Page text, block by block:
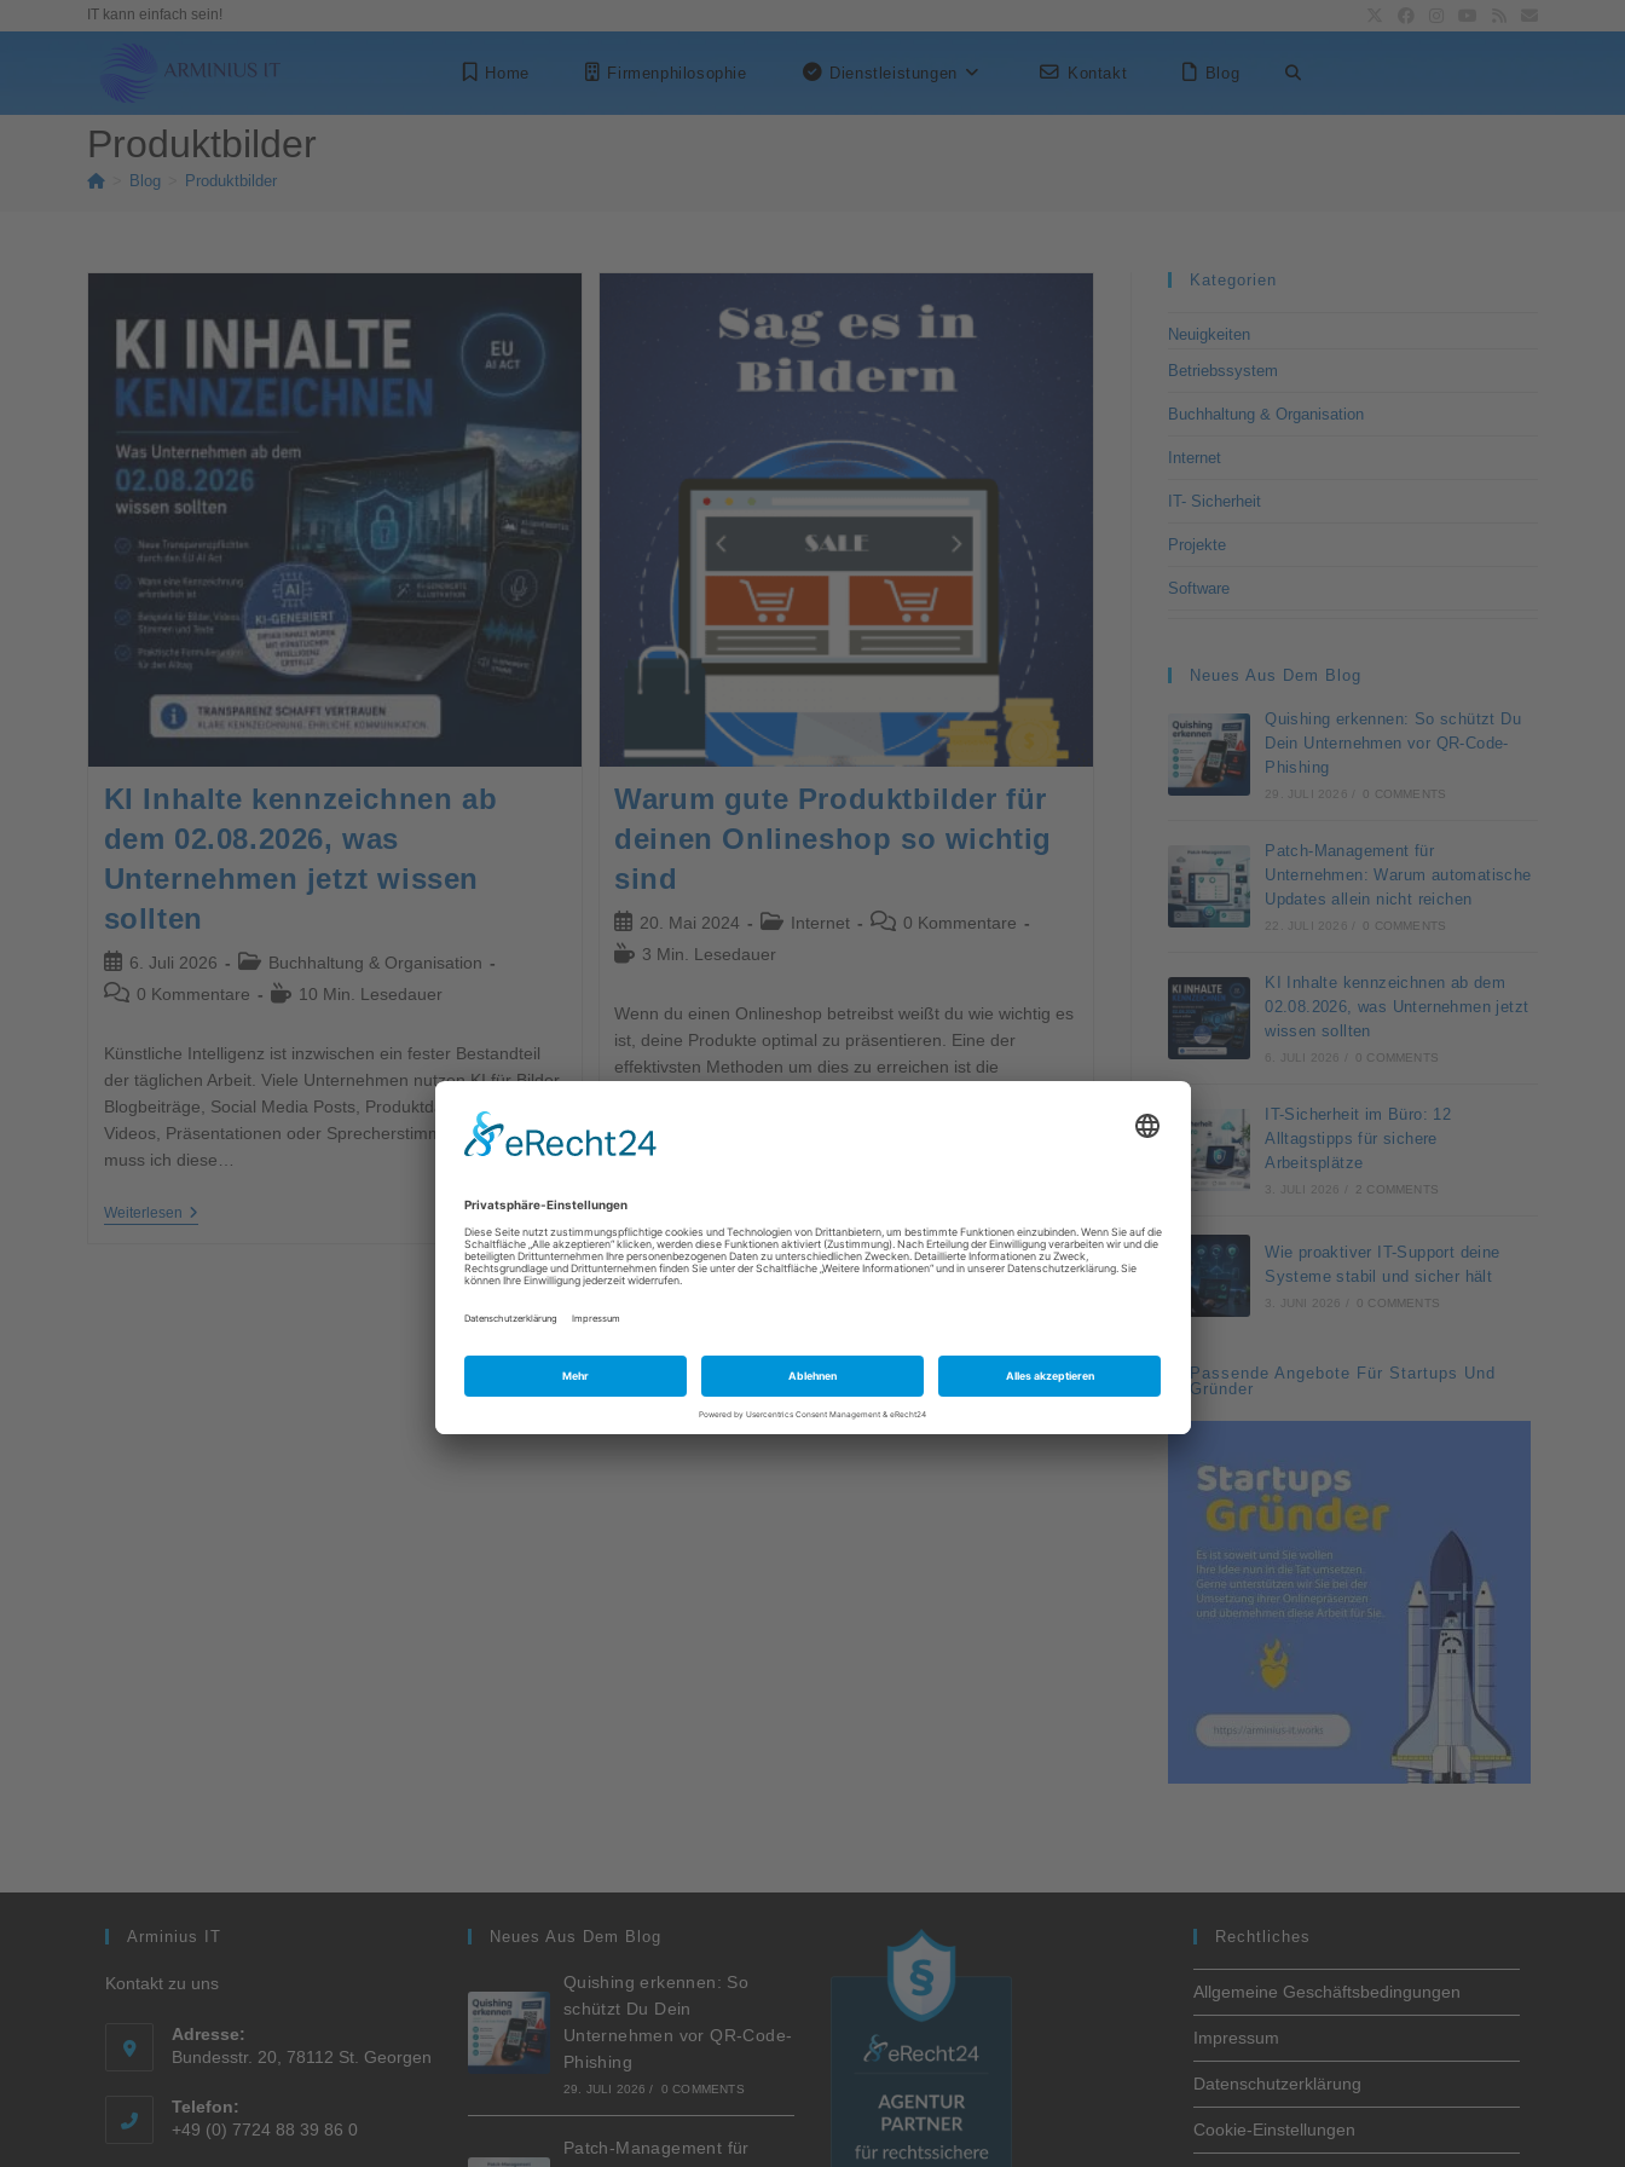
IT kann einfach sein!
Home Firmenphilosophie Dienstleistungen Kontakt Blog
Produktbilder
Blog Produktbilder
KI Inhalte kennzeichnen ab
dem 02.08.2026, was
Unternehmen jetzt wissen
sollten
6. Juli 2026
Buchhaltung & Organisation
0 Kommentare
10 Min. Lesedauer
Künstliche Intelligenz ist inzwischen ein fester Bestandteil
der täglichen Arbeit. Viele Unternehmen nutzen KI für Bilder,
Blogbeiträge, Social Media Posts, Produktdarstellungen,
Videos, Präsentationen oder Sprecherstimmen. Doch wann
muss ich diese…
Weiterlesen
Warum gute Produktbilder für
deinen Onlineshop so wichtig
sind
20. Mai 2024 Internet
0 Kommentare
3 Min. Lesedauer
Wenn du einen Onlineshop betreibst weißt du wie wichtig es
ist, deine Produkte optimal zu präsentieren. Eine der
effektivsten Methoden um dies zu erreichen ist die
Weiterlesen
Kategorien
Neuigkeiten
Betriebssystem
Buchhaltung & Organisation
Internet
IT- Sicherheit
Projekte
Software
Neues Aus Dem Blog
Quishing erkennen: So schützt Du
Dein Unternehmen vor QR-Code-
Phishing
29. JULI 2026 0 COMMENTS
Patch-Management für
Unternehmen: Warum automatische
Updates allein nicht reichen
22. JULI 2026 0 COMMENTS
KI Inhalte kennzeichnen ab dem
02.08.2026, was Unternehmen jetzt
wissen sollten
6. JULI 2026 0 COMMENTS
IT-Sicherheit im Büro: 12
Alltagstipps für sichere
Arbeitsplätze
3. JULI 2026 2 COMMENTS
Wie proaktiver IT-Support deine
Systeme stabil und sicher hält
3. JUNI 2026 0 COMMENTS
Passende Angebote Für Startups Und
Gründer
Arminius IT
Kontakt zu uns
Adresse:
Bundesstr. 20, 78112 St. Georgen
Telefon:
+49 (0) 7724 88 39 86 0
Neues Aus Dem Blog
Quishing erkennen: So
schützt Du Dein
Unternehmen vor QR-Code-
Phishing
29. JULI 2026 / 0 COMMENTS
Patch-Management für
Rechtliches
Allgemeine Geschäftsbedingungen
Impressum
Datenschutzerklärung
Cookie-Einstellungen